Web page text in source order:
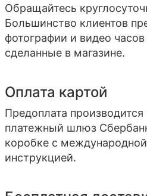
Обращайтесь
Большинство клиентов
фотографии и видео часов
сделанные в магазине.
Оплата картой
Предоплата
платежный шлюз
коробке с международной
инструкцией.